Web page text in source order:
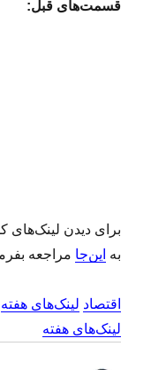
قسمت‌های قبل:
برای دیدن لینک‌های
به این‌جا مراجعه
اقتصاد لینک‌های هفته
لینک‌های هفته